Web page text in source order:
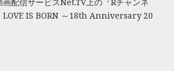
配信サービスNet.TV上の『Rチャンネ
IS BORN ～18th Anniversary 20